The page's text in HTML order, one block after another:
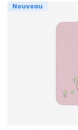
Nouveau